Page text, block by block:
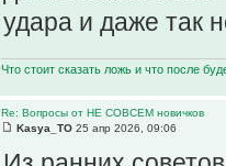
удара и даже так
Что стоит сказать ложь и что после
Re: Вопросы от НЕ СОВСЕМ новичков
Kasya_TO 25 апр 2026, 09:06